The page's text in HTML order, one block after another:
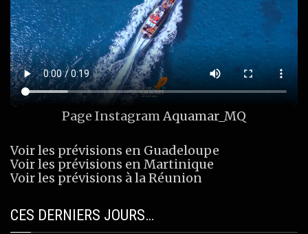
Page InstagramAquamar_MQ
Voir les prévisions en Guadeloupe
Voir les prévisions en Martinique
Voir les prévisions à la Réunion
CES DERNIERS JOURS…